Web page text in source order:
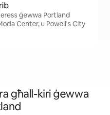
ġewwa Portland
Center, u Powell's City
għall-kiri ġewwa